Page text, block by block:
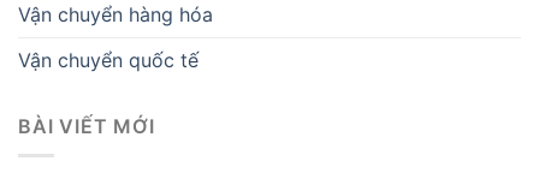
Vận chuyển hàng hóa
Vận chuyển quốc tế
BÀI VIẾT MỚI